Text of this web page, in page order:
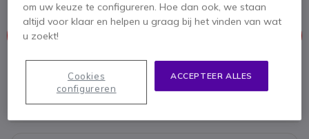
Dit product wordt niet meer geproduceerd.
Om u van dienst te zijn bieden wij vergelijkbare producten aan
Bekijk alternatieven
om uw keuze te configureren. Hoe dan ook, we staan
altijd voor klaar en helpen u graag bij het vinden van wat
u zoekt!
ACCEPTEER ALLES
Cookies
configureren